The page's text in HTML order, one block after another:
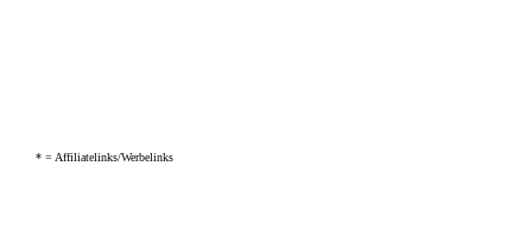
* = Affiliatelinks/Werbelinks